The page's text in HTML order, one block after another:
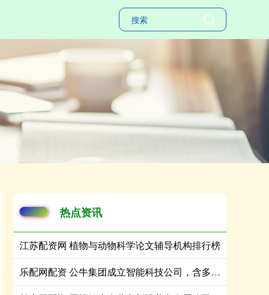
热点资讯
江苏配资网 植物与动物科学论文辅导机构排行榜
乐配网配资 公牛集团成立智能科技公司，含多项AI业务